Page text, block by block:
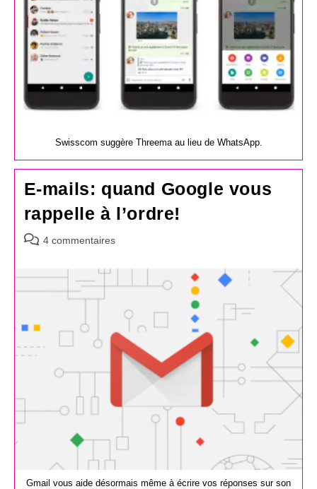
Swisscom suggère Threema au lieu de WhatsApp.
E-mails: quand Google vous
rappelle à l’ordre!
Commentaires
publication :
4 commentaires
Gmail vous aide désormais même à écrire vos réponses sur son